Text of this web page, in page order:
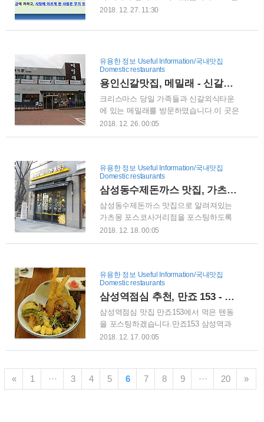
의무는 증여를 받은 사람에게 있고, 증여
내에 주소지 관할 세무서에 신고서류와 함
증여세 면제한도 ① 배우자 배우자는 사실
혼 관계를 제외한 혼인관계를 뜻하며 외국
법령에 의한 혼인도 인정합니다.배우자
12월 18일부터 음주운전 교통사고에 대한
나라에서만 약 2,800여명이 음주운전 사고
세상을 떠난 윤창호 씨도 피해자 중 한명
입니다. 윤창호법은 무엇인가?윤씨는 9월
25일 새벽 2시 25분 해운대구 중동 미포오
거리 교차로에서 사고를 당했습니다. 운전
자 박씨(26세)가 운전하던 BMW 승용차가
횡단보도 앞 인도에 서있던 윤씨와 그의
친구를 덮친 것이었습니다. 윤씨는 그 충
다쳤고 이후 뇌사상태로 40여일간을 버티
다가 세상을 떠나..
2018. 12. 27. 11:30
유용한 정보 Useful Information/국내맛집
Domestic restaurants
용인신갈맛집, 메밀래 - 신갈외식타운에 위치한 동치미막국수, 녹두전 맛집
크리스마스 당일 가족들과 신갈외식타운
에 있는 메밀래를 방문하였습니다.이 곳은
자가제면 동치미막국수와 녹두전으로 이
꽉차있어서, 다른 식당의 주차장을 몰래
이용해서 와야할 정도입니다. 개인적으로
오픈 주방을 좋아하는데, 이 곳도 오픈주
방으로 되어 있어 음식에 대한 신뢰감을
높입니다. 아무래도 이런 집들은 그냥 봐
도 깔끔해보입니다. 주방 건너편에는 셀프
수저를 챙길 수 있게 되어있습니다. 이 곳
의 메뉴판은 막국수가 8천원부터 1만 1천
원이고, 메밀래 샤브수육정식과 메밀래정
식이..
2018. 12. 26. 00:05
유용한 정보 Useful Information/국내맛집
Domestic restaurants
삼성동수제돈까스 맛집, 가츠몽 포스코사거리점 - 가성비 좋은 맛집
삼성동수제돈까스 맛집으로 알려져있는
가츠몽 포스코사거리점을 포스팅하도록
하겠습니다.이 곳의 경우 돈까스 맛집으로
위치하고 있으며, 점심때면 항상 직장인으
로 붐빕니다.그럼 삼성동수제돈까스 맛집
가츠몽 포스코사거리점을 본격적으로 포
스팅하겠습니다. 가게 입구는 수제돈가츠
전문점 가츠몽이라는 간판으로 적혀있습
니다.그만큼 돈가츠가 메인이라는 이야기
넘어서 방문을 하였는데도 거의 자리가 없
었습니다. 입간판을 보면 많은 메뉴들이
2018. 12. 18. 00:05
유용한 정보 Useful Information/국내맛집
Domestic restaurants
삼성역점심 추천, 만죠 153 - 텐동맛집
삼성역점심 맛집 만죠153에서 먹은 텐동
을 포스팅하겠습니다.만죠153 삼성역과
삼성중앙역의 중간 정도에 위치하고 있는
을 파는 곳이 거의 없기 때문에 이 곳의 존
재가 저에게는 특별합니다. 실제로 많은
2018. 12. 17. 00:05
« 1 ··· 3 4 5 6 7 8 9 ··· 20 »